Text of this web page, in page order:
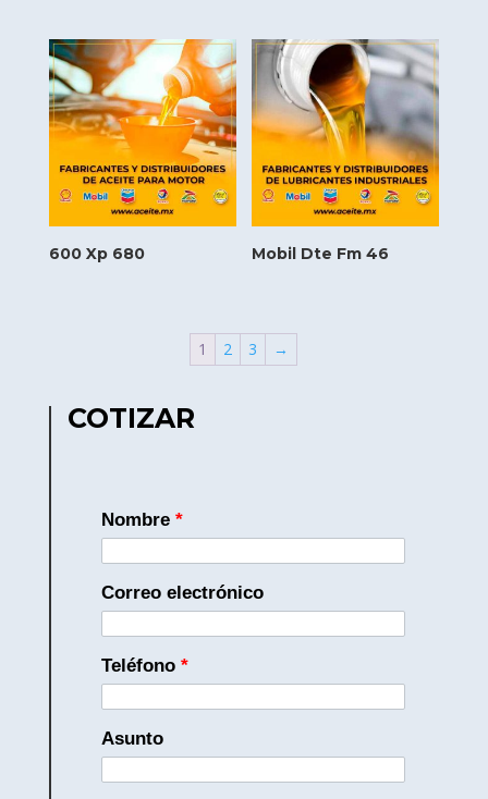
600 Xp 680 Mobil Dte Fm 46
1 2 3 →
COTIZAR
Nombre *
Correo electrónico
Teléfono *
Asunto